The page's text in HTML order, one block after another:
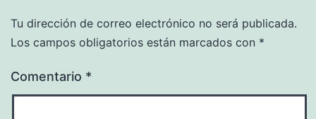
Tu dirección de correo electrónico no será publicada.
Los campos obligatorios están marcados con *
Comentario *